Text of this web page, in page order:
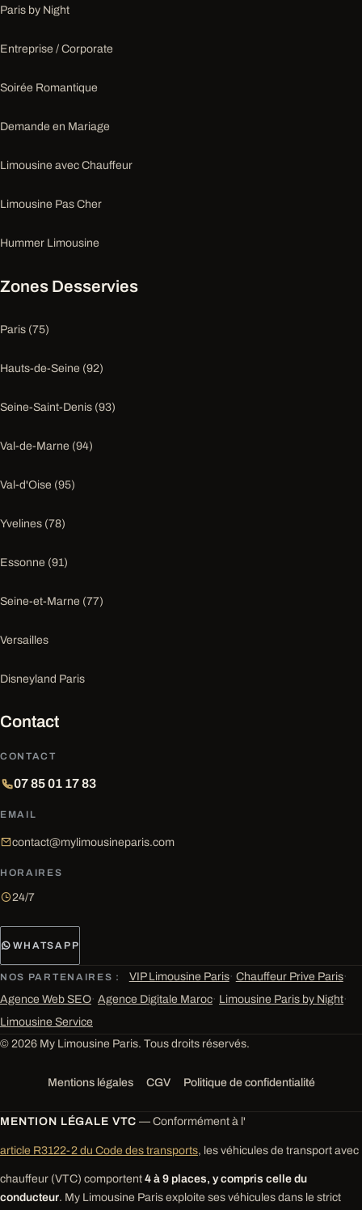
Paris by Night
Entreprise / Corporate
Soirée Romantique
Demande en Mariage
Limousine avec Chauffeur
Limousine Pas Cher
Hummer Limousine
Zones Desservies
Paris (75)
Hauts-de-Seine (92)
Seine-Saint-Denis (93)
Val-de-Marne (94)
Val-d'Oise (95)
Yvelines (78)
Essonne (91)
Seine-et-Marne (77)
Versailles
Disneyland Paris
Contact
CONTACT
07 85 01 17 83
EMAIL
contact@mylimousineparis.com
HORAIRES
24/7
WHATSAPP
NOS PARTENAIRES : VIP Limousine Paris· Chauffeur Prive Paris·
Agence Web SEO· Agence Digitale Maroc· Limousine Paris by Night·
Limousine Service
© 2026 My Limousine Paris. Tous droits réservés.
Mentions légales CGV Politique de confidentialité
MENTION LÉGALE VTC — Conformément à l'
article R3122-2 du Code des transports, les véhicules de transport avec
chauffeur (VTC) comportent 4 à 9 places, y compris celle du
conducteur. My Limousine Paris exploite ses véhicules dans le strict